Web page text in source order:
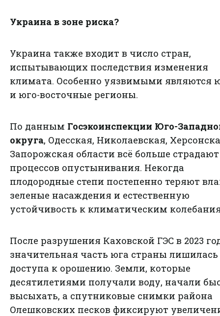
Украина в зоне риска?
Украина также входит в число стран,
испытывающих последствия изменения
климата. Особенно уязвимыми являются
и юго-восточные регионы.
По данным Госэкоинспекции Юго-
округа, Одесская, Николаевская,
Запорожская области всё больше
процессов опустынивания. Некогда
плодородные степи постепенно теряют
зеленые насаждения и естественную
устойчивость к климатическим
После разрушения Каховской ГЭС в 2023
значительная часть юга страны лишилась
доступа к орошению. Земли, которые
десятилетиями получали воду, начали
высыхать, а спутниковые снимки района
Олешковских песков фиксируют